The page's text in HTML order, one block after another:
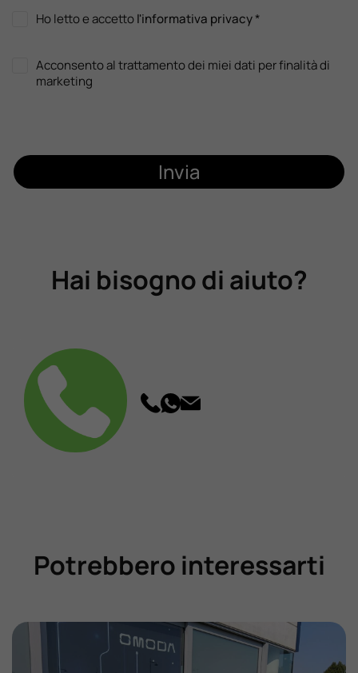
Ho letto e accettol'informativa privacy*
Acconsento al trattamento dei miei dati per finalità di
marketing
Invia
Hai bisogno di aiuto?
Potrebbero interessarti